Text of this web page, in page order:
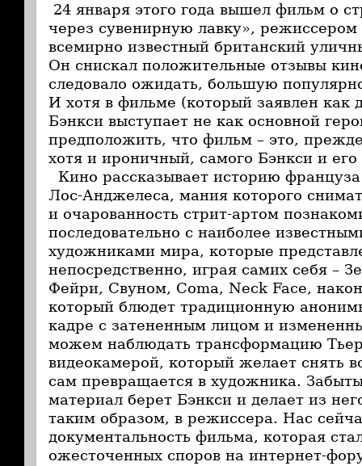
24 января этого года вышел фильм о
через сувенирную лавку», режиссером
всемирно известный британский
Он снискал положительные отзывы
следовало ожидать, большую
И хотя в фильме (который заявлен как
Бэнкси выступает не как основной
предположить, что фильм – это,
хотя и ироничный, самого Бэнкси и его
Кино рассказывает историю
Лос-Анджелеса, мания которого
и очарованность стрит-артом
последовательно с наиболее
художниками мира, которые
непосредственно, играя самих себя –
Фейри, Свуном, Coma, Neck Face,
который блюдет традиционную
кадре с затененным лицом и
можем наблюдать трансформацию
видеокамерой, который желает снять
сам превращается в художника.
материал берет Бэнкси и делает из
таким образом, в режиссера. Нас
документальность фильма, которая
ожесточенных споров на интернет-